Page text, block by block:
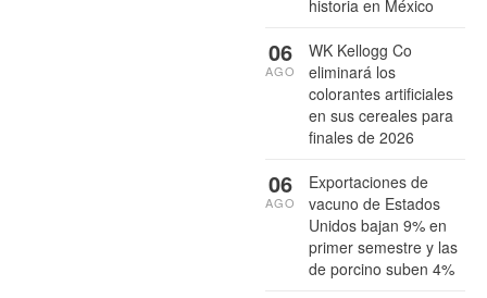
historia en México
WK Kellogg Co
eliminará los
colorantes artificiales
en sus cereales para
finales de 2026
06
AGO
Exportaciones de
vacuno de Estados
Unidos bajan 9% en
primer semestre y las
de porcino suben 4%
06
AGO